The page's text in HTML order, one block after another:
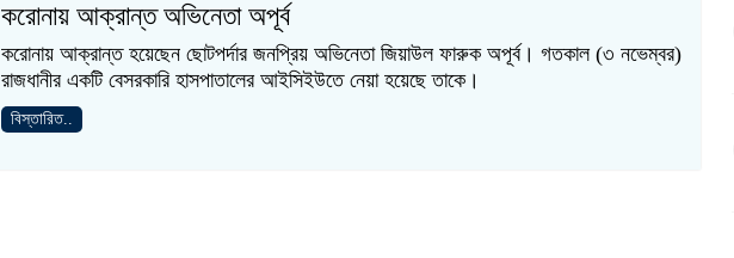
করোনায় আক্রান্ত অভিনেতা অপূর্ব
করোনায় আক্রান্ত হয়েছেন ছোটপর্দার জনপ্রিয় অভিনেতা জিয়াউল ফারুক অপূর্ব। গতকাল (৩ নভেম্বর)
রাজধানীর একটি বেসরকারি হাসপাতালের আইসিইউতে নেয়া হয়েছে তাকে।
বিস্তারিত..